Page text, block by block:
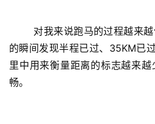
的瞬间发现半程已过、35KM已
里中用来衡量距离的标志越来
畅。